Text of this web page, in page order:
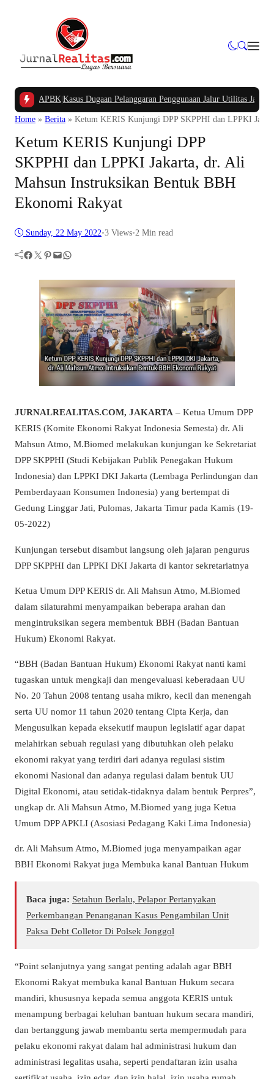
APBK Kasus Dugaan Pelanggaran Penggunaan Jalur Utilitas Jababeka
Home » Berita » Ketum KERIS Kunjungi DPP SKPPHI dan LPPKI
Ketum KERIS Kunjungi DPP
SKPPHI dan LPPKI Jakarta, dr. Ali
Mahsun Instruksikan Bentuk BBH
Ekonomi Rakyat
Sunday, 22 May 2022•3 Views•2 Min read
Facebook Twitter Pinterest Mail WhatsApp
JURNALREALITAS.COM, JAKARTA – Ketua Umum DPP
KERIS (Komite Ekonomi Rakyat Indonesia Semesta) dr. Ali
Mahsun Atmo, M.Biomed melakukan kunjungan ke Sekretariat
DPP SKPPHI (Studi Kebijakan Publik Penegakan Hukum
Indonesia) dan LPPKI DKI Jakarta (Lembaga Perlindungan dan
Pemberdayaan Konsumen Indonesia) yang bertempat di
Gedung Linggar Jati, Pulomas, Jakarta Timur pada Kamis (19-
05-2022)
Kunjungan tersebut disambut langsung oleh jajaran pengurus
DPP SKPPHI dan LPPKI DKI Jakarta di kantor sekretariatnya
Ketua Umum DPP KERIS dr. Ali Mahsun Atmo, M.Biomed
dalam silaturahmi menyampaikan beberapa arahan dan
mengintruksikan segera membentuk BBH (Badan Bantuan
Hukum) Ekonomi Rakyat.
“BBH (Badan Bantuan Hukum) Ekonomi Rakyat nanti kami
tugaskan untuk mengkaji dan mengevaluasi keberadaan UU
No. 20 Tahun 2008 tentang usaha mikro, kecil dan menengah
serta UU nomor 11 tahun 2020 tentang Cipta Kerja, dan
Mengusulkan kepada eksekutif maupun legislatif agar dapat
melahirkan sebuah regulasi yang dibutuhkan oleh pelaku
ekonomi rakyat yang terdiri dari adanya regulasi sistim
ekonomi Nasional dan adanya regulasi dalam bentuk UU
Digital Ekonomi, atau setidak-tidaknya dalam bentuk Perpres”,
ungkap dr. Ali Mahsun Atmo, M.Biomed yang juga Ketua
Umum DPP APKLI (Asosiasi Pedagang Kaki Lima Indonesia)
dr. Ali Mahsum Atmo, M.Biomed juga menyampaikan agar
BBH Ekonomi Rakyat juga Membuka kanal Bantuan Hukum
Baca juga: Setahun Berlalu, Pelapor Pertanyakan
Perkembangan Penanganan Kasus Pengambilan Unit
Paksa Debt Colletor Di Polsek Jonggol
“Point selanjutnya yang sangat penting adalah agar BBH
Ekonomi Rakyat membuka kanal Bantuan Hukum secara
mandiri, khususnya kepada semua anggota KERIS untuk
menampung berbagai keluhan bantuan hukum secara mandiri,
dan bertanggung jawab membantu serta mempermudah para
pelaku ekonomi rakyat dalam hal administrasi hukum dan
administrasi legalitas usaha, seperti pendaftaran izin usaha